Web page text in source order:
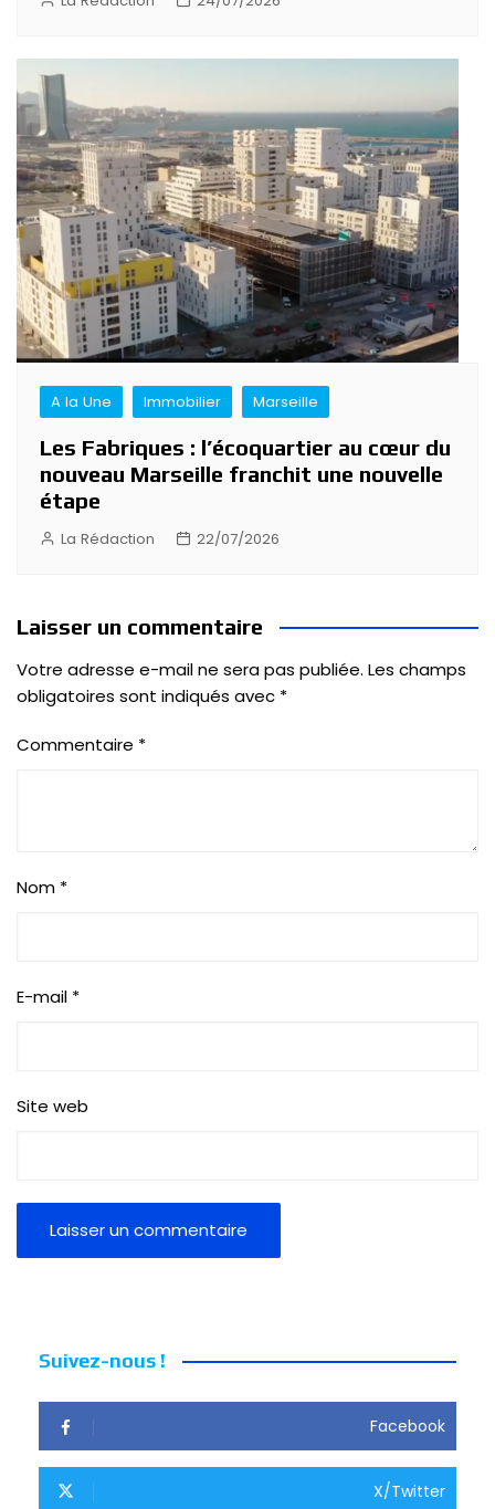
A la Une Immobilier Marseille
Les Fabriques : l’écoquartier au cœur du
nouveau Marseille franchit une nouvelle
étape
La Rédaction 22/07/2026
Laisser un commentaire
Votre adresse e-mail ne sera pas publiée. Les champs
obligatoires sont indiqués avec *
Commentaire *
Nom *
E-mail *
Site web
Suivez-nous !
Facebook
X/Twitter